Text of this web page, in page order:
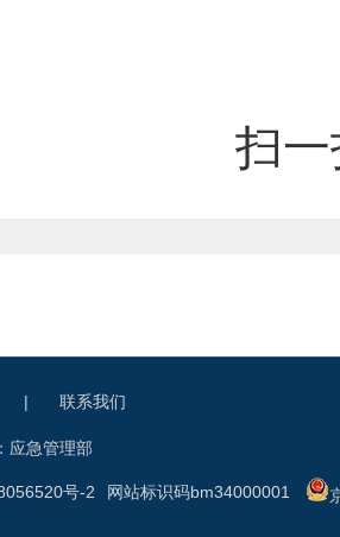
扫
| 联系我们
应急管理部
网站标识码bm34000001
号-2